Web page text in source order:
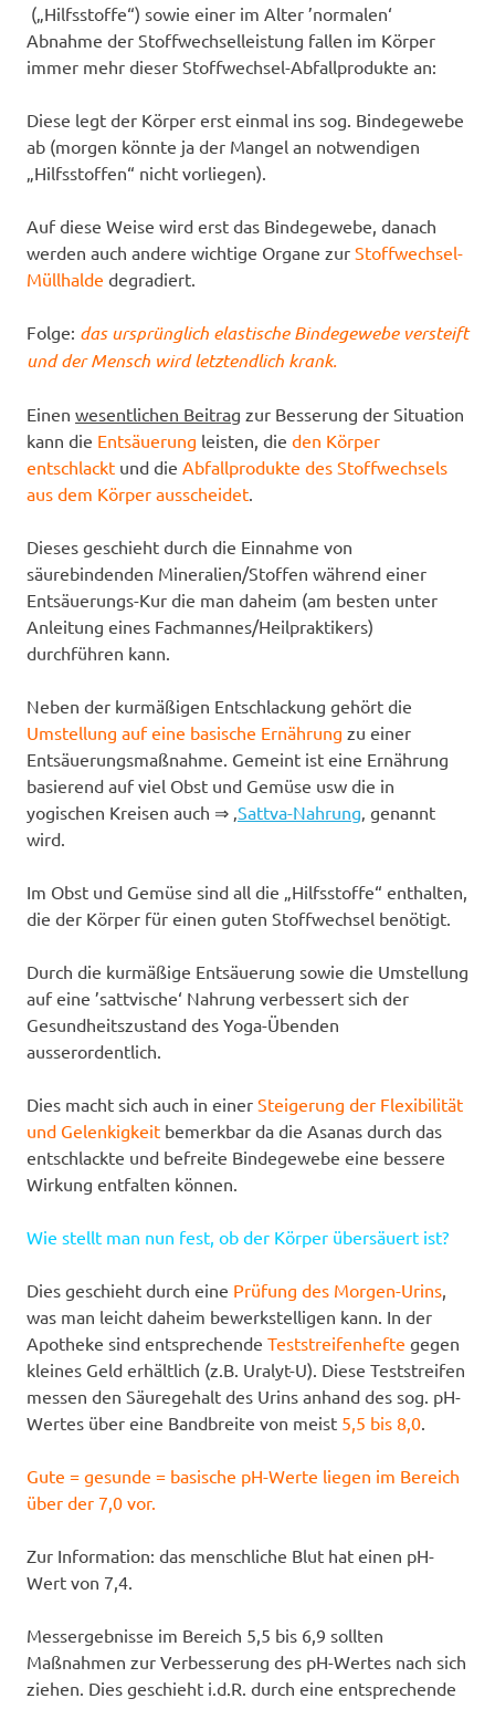
(„Hilfsstoffe“) sowie einer im Alter ’normalen‘
Abnahme der Stoffwechselleistung fallen im Körper
immer mehr dieser Stoffwechsel-Abfallprodukte an:
Diese legt der Körper erst einmal ins sog. Bindegewebe
ab (morgen könnte ja der Mangel an notwendigen
„Hilfsstoffen“ nicht vorliegen).
Auf diese Weise wird erst das Bindegewebe, danach
werden auch andere wichtige Organe zur Stoffwechsel-
Müllhalde degradiert.
Folge: das ursprünglich elastische Bindegewebe versteift
und der Mensch wird letztendlich krank.
Einen wesentlichen Beitrag zur Besserung der Situation
kann die Entsäuerung leisten, die den Körper
entschlackt und die Abfallprodukte des Stoffwechsels
aus dem Körper ausscheidet
Dieses geschieht durch die Einnahme von
säurebindenden Mineralien/Stoffen während einer
Entsäuerungs-Kur die man daheim (am besten unter
Anleitung eines Fachmannes/Heilpraktikers)
durchführen kann.
Neben der kurmäßigen Entschlackung gehört die
Umstellung auf eine basische Ernährung zu einer
Entsäuerungsmaßnahme. Gemeint ist eine Ernährung
basierend auf viel Obst und Gemüse usw die in
yogischen Kreisen auch ⇒ ‚ Sattva-Nahrung ‚ genannt
wird.
Im Obst und Gemüse sind all die „Hilfsstoffe“ enthalten,
die der Körper für einen guten Stoffwechsel benötigt.
Durch die kurmäßige Entsäuerung sowie die Umstellung
auf eine ’sattvische‘ Nahrung verbessert sich der
Gesundheitszustand des Yoga-Übenden
ausserordentlich.
Dies macht sich auch in einer Steigerung der Flexibilität
und Gelenkigkeit bemerkbar da die Asanas durch das
entschlackte und befreite Bindegewebe eine bessere
Wirkung entfalten können.
Wie stellt man nun fest, ob der Körper übersäuert ist?
Dies geschieht durch eine Prüfung des Morgen-Urins
was man leicht daheim bewerkstelligen kann. In der
Apotheke sind entsprechende Teststreifenhefte gegen
kleines Geld erhältlich (z.B. Uralyt-U). Diese Teststreifen
messen den Säuregehalt des Urins anhand des sog. pH-
Wertes über eine Bandbreite von meist 5,5 bis 8,0
Gute = gesunde = basische pH-Werte liegen im Bereich
über der 7,0 vor.
Zur Information: das menschliche Blut hat einen pH-
Wert von 7,4.
Messergebnisse im Bereich 5,5 bis 6,9 sollten
Maßnahmen zur Verbesserung des pH-Wertes nach sich
ziehen. Dies geschieht i.d.R. durch eine entsprechende